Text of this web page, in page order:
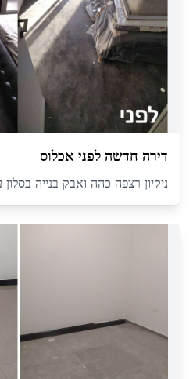
דירה חדשה לפני אכלוס
ניקיון רצפה כהה ואבק בנייה בסלון